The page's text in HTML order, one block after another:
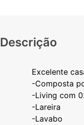
Descrição
Excelente
-Composta
-Living com
-Lareira
-Lavabo